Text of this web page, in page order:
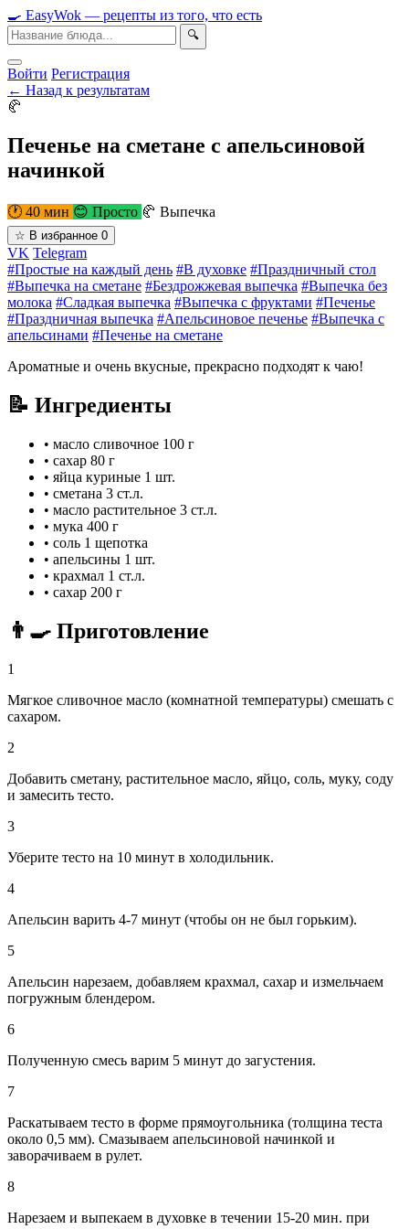
🍳 EasyWok — рецепты из того, что есть
🔍
Войти Регистрация
← Назад к результатам
🥐
Печенье на сметане с апельсиновой
начинкой
🕐 40 мин 😊 Просто 🥐 Выпечка
☆ В избранное 0
VK Telegram
#Простые на каждый день #В духовке #Праздничный стол
#Выпечка на сметане #Бездрожжевая выпечка #Выпечка без
молока #Сладкая выпечка #Выпечка с фруктами #Печенье
#Праздничная выпечка #Апельсиновое печенье #Выпечка с
апельсинами #Печенье на сметане
Ароматные и очень вкусные, прекрасно подходят к чаю!
📝 Ингредиенты
• масло сливочное 100 г
• сахар 80 г
• яйца куриные 1 шт.
• сметана 3 ст.л.
• масло растительное 3 ст.л.
• мука 400 г
• соль 1 щепотка
• апельсины 1 шт.
• крахмал 1 ст.л.
• сахар 200 г
👨‍🍳 Приготовление
1
Мягкое сливочное масло (комнатной температуры) смешать с
сахаром.
2
Добавить сметану, растительное масло, яйцо, соль, муку, соду
и замесить тесто.
3
Уберите тесто на 10 минут в холодильник.
4
Апельсин варить 4-7 минут (чтобы он не был горьким).
5
Апельсин нарезаем, добавляем крахмал, сахар и измельчаем
погружным блендером.
6
Полученную смесь варим 5 минут до загустения.
7
Раскатываем тесто в форме прямоугольника (толщина теста
около 0,5 мм). Смазываем апельсиновой начинкой и
заворачиваем в рулет.
8
Нарезаем и выпекаем в духовке в течении 15-20 мин. при